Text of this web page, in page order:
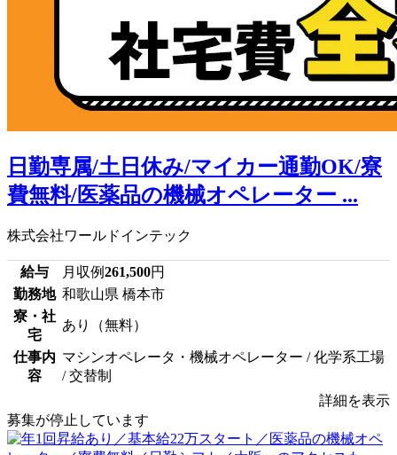
日勤専属/土日休み/マイカー通勤OK/寮
費無料/医薬品の機械オペレーター ...
株式会社ワールドインテック
給与 月収例261,500円
勤務地 和歌山県 橋本市
寮・社
宅
あり（無料）
仕事内
容
マシンオペレータ・機械オペレーター / 化学系工場
/ 交替制
詳細を表示
募集が停止しています